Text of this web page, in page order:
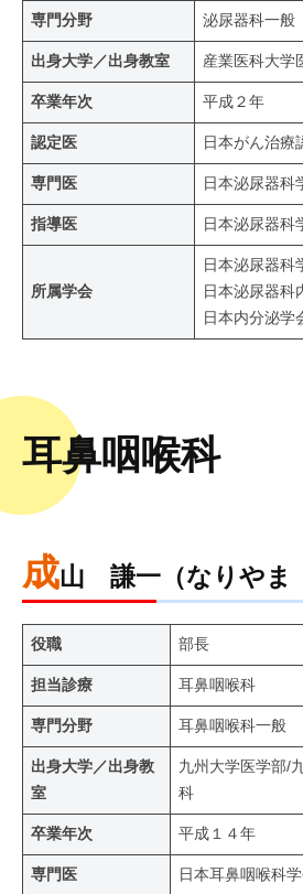
専門分野 泌尿器科一般
出身大学／出身教室 産業医科大学
卒業年次 平成２年
認定医 日本がん治
専門医 日本泌尿器
指導医 日本泌尿器
所属学会
日本泌尿器科
日本泌尿器科
日本内分泌学
耳鼻咽喉科
成山 謙一（なりやま
役職 部長
担当診療 耳鼻咽喉科
専門分野 耳鼻咽喉科一般
出身大学／出身教
室
九州大学医学部/
科
卒業年次 平成１４年
専門医 日本耳鼻咽喉科